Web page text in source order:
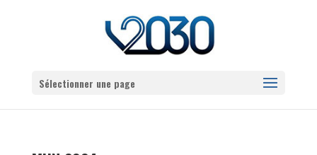
Sélectionner une page